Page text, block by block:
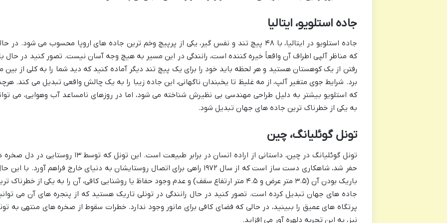
جاده استلویو، ایتالیا
جاده استلویو در ایتالیا، با ۴۸ پیچ تند و نفس گیر، یکی از پرپیچ وخم ترین جاده های اروپا محسوب می شود. در
که مناظر آلپی اطراف آن واقعاً خیره کننده است، رانندگی در این مسیر به هیچ وجه آسان نیست. تصور کنید در حال
رفتن از یک کوهستان هستید و هر لحظه باید خود را برای یک پیچ تند دیگر آماده کنید که دید شما را به کلی از بین
برد. شرایط جوی متغیر آلپ، از مه غلیظ تا یخبندان ناگهانی، این جاده زیبا را به یک چالش واقعی تبدیل می کند.
که استلویو بیشتر به دلیل طراحی مهندسی بی نظیرش شناخته می شود، اما در روزهای نامساعد آب وهوایی، می
به یکی از خطرناک ترین جاده های جهان تبدیل شود.
تونل گوئلیانگ، چین
تونل گوئلیانگ در چین، داستانی از اراده انسان در برابر طبیعت است. این تونل که توسط ۱۳ روستایی در
حفر شد، شاهکاری دست ساز است که از سال ۱۹۷۲ راهی برای اتصال روستایشان به دنیای خارج فراهم آورد. با این
باریک بودن آن (۳.۵ متر عرض و ۴.۵ متر ارتفاع سقف) و عدم وجود حفاظ یا روشنایی کافی، آن را به یکی از خطرناک
جاده های جهان تبدیل کرده است. تصور کنید در حال رانندگی در تونلی تاریک هستید که از پنجره های آن می
پرتگاه های عمیق را ببینید، در حالی که فضای کافی برای مانور وجود ندارد. خطرات سقوط از صخره های منتهی به
نیز، به این تجربه دلهره آور می افزاید.